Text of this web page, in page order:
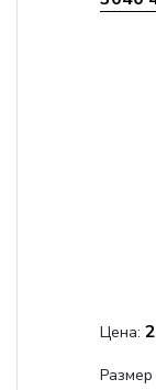
Цена:
Размер